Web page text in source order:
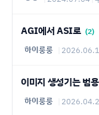
AGI에서 ASI로 (2)
하이룽룽
이미지 생성기는 범
하이룽룽